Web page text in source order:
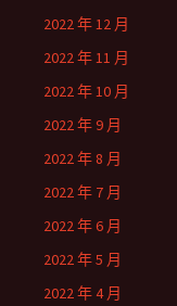
2022 年 12 月
2022 年 11 月
2022 年 10 月
2022 年 9 月
2022 年 8 月
2022 年 7 月
2022 年 6 月
2022 年 5 月
2022 年 4 月